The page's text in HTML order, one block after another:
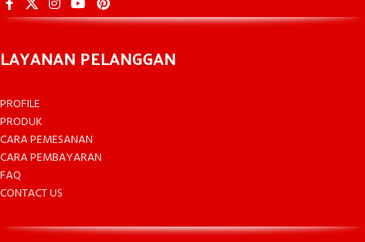
LAYANAN PELANGGAN
PROFILE
PRODUK
CARA PEMESANAN
CARA PEMBAYARAN
FAQ
CONTACT US